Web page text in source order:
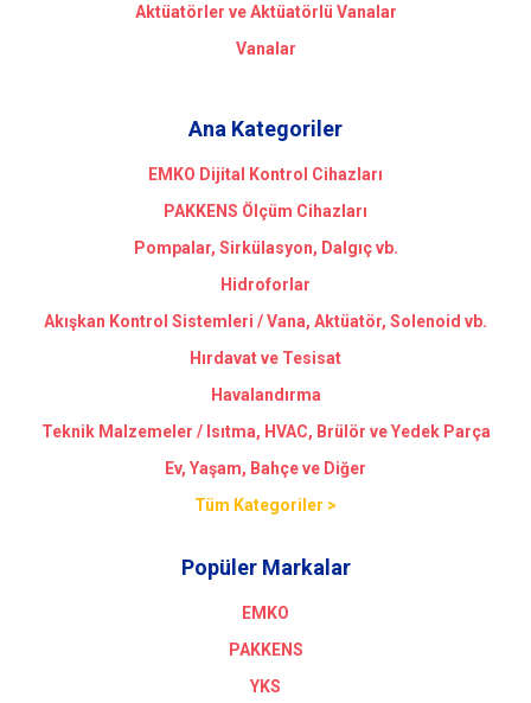
Aktüatörler ve Aktüatörlü Vanalar
Vanalar
Ana Kategoriler
EMKO Dijital Kontrol Cihazları
PAKKENS Ölçüm Cihazları
Pompalar, Sirkülasyon, Dalgıç vb.
Hidroforlar
Akışkan Kontrol Sistemleri / Vana, Aktüatör, Solenoid vb.
Hırdavat ve Tesisat
Havalandırma
Teknik Malzemeler / Isıtma, HVAC, Brülör ve Yedek Parça
Ev, Yaşam, Bahçe ve Diğer
Tüm Kategoriler >
Popüler Markalar
EMKO
PAKKENS
YKS